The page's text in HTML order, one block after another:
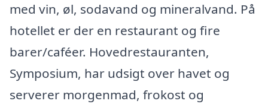
med vin, øl, sodavand og mineralvand. På
hotellet er der en restaurant og fire
barer/caféer. Hovedrestauranten,
Symposium, har udsigt over havet og
serverer morgenmad, frokost og